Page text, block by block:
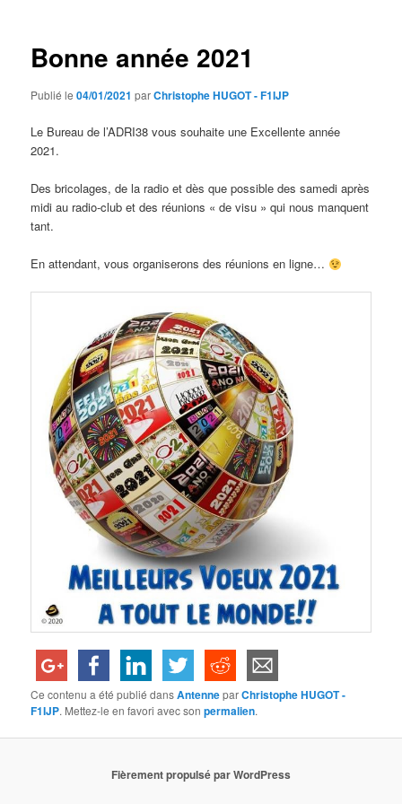
Bonne année 2021
Publié le04/01/2021 parChristophe HUGOT - F1IJP
Le Bureau de l’ADRI38 vous souhaite une Excellente année
2021.
Des bricolages, de la radio et dès que possible des samedi après
midi au radio-club et des réunions « de visu » qui nous manquent
tant.
En attendant, vous organiserons des réunions en ligne…
Ce contenu a été publié dansAntenneparChristophe HUGOT -
F1IJP. Mettez-le en favori avec sonpermalien.
Fièrement propulsé par WordPress